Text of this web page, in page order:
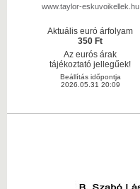
www.taylor-eskuvoikellek.hu
Aktuális euró árfolyam
350 Ft
Az eurós árak
tájékoztató jellegűek!
Beállítás időpontja
2026.05.31 20:09